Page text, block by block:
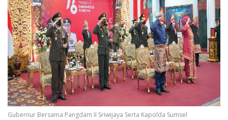
Gubernur Bersama Pangdam II Sriwijaya Serta Kapolda Sumsel